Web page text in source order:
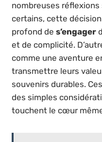
nombreuses
certains, cette
profond de s’engager
et de complicité.
comme une aventure
transmettre leurs
souvenirs durables.
des simples
touchent le cœur